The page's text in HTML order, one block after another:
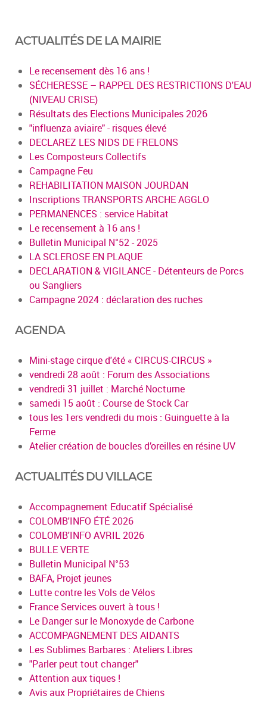
ACTUALITÉS DE LA MAIRIE
Le recensement dès 16 ans !
SÉCHERESSE – RAPPEL DES RESTRICTIONS D'EAU
(NIVEAU CRISE)
Résultats des Elections Municipales 2026
"influenza aviaire" - risques élevé
DECLAREZ LES NIDS DE FRELONS
Les Composteurs Collectifs
Campagne Feu
REHABILITATION MAISON JOURDAN
Inscriptions TRANSPORTS ARCHE AGGLO
PERMANENCES : service Habitat
Le recensement à 16 ans !
Bulletin Municipal N°52 - 2025
LA SCLEROSE EN PLAQUE
DECLARATION & VIGILANCE - Détenteurs de Porcs
ou Sangliers
Campagne 2024 : déclaration des ruches
AGENDA
Mini-stage cirque d'été « CIRCUS-CIRCUS »
vendredi 28 août : Forum des Associations
vendredi 31 juillet : Marché Nocturne
samedi 15 août : Course de Stock Car
tous les 1ers vendredi du mois : Guinguette à la
Ferme
Atelier création de boucles d’oreilles en résine UV
ACTUALITÉS DU VILLAGE
Accompagnement Educatif Spécialisé
COLOMB'INFO ÉTÉ 2026
COLOMB'INFO AVRIL 2026
BULLE VERTE
Bulletin Municipal N°53
BAFA, Projet jeunes
Lutte contre les Vols de Vélos
France Services ouvert à tous !
Le Danger sur le Monoxyde de Carbone
ACCOMPAGNEMENT DES AIDANTS
Les Sublimes Barbares : Ateliers Libres
"Parler peut tout changer"
Attention aux tiques !
Avis aux Propriétaires de Chiens